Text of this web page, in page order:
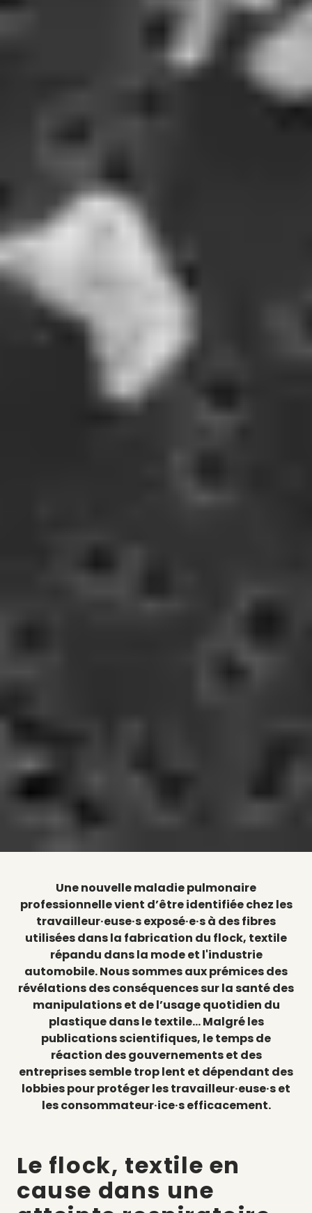
Une nouvelle maladie pulmonaire
professionnelle vient d’être identifiée chez les
travailleur·euse·s exposé·e·s à des fibres
utilisées dans la fabrication du flock, textile
répandu dans la mode et l'industrie
automobile. Nous sommes aux prémices des
révélations des conséquences sur la santé des
manipulations et de l’usage quotidien du
plastique dans le textile... Malgré les
publications scientifiques, le temps de
réaction des gouvernements et des
entreprises semble trop lent et dépendant des
lobbies pour protéger les travailleur·euse·s et
les consommateur·ice·s efficacement.
Le flock, textile en
cause dans une